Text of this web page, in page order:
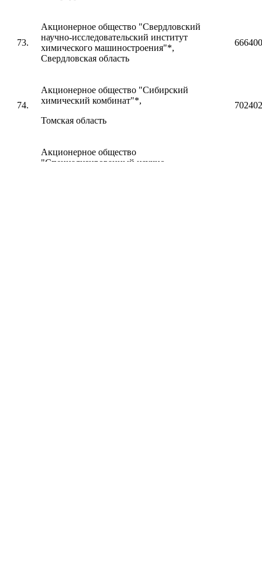
73.
Акционерное общество "Свердловский
научно-исследовательский институт
химического машиностроения"*,
Свердловская область
74.
Акционерное общество "Сибирский
химический комбинат"*,
Томская область
Акционерное общество
"Специализированный научно-